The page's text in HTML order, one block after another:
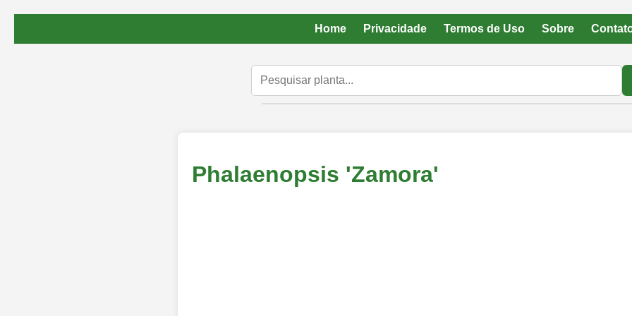
Home Privacidade Termos de Uso Sobre
Phalaenopsis 'Zamora'